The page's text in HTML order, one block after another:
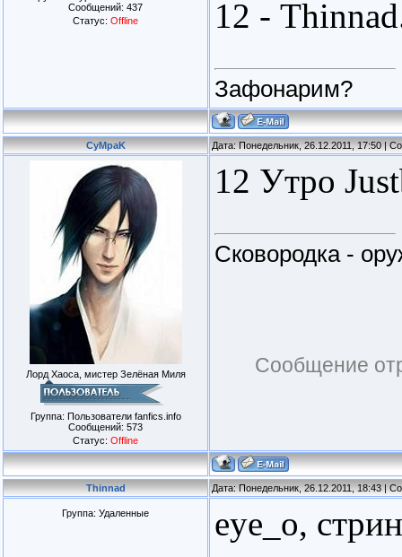
Сообщений: 437
Статус: Offline 12 -
Зафонарим?
CyMpaK Дата: Понедельник, 26.12.2011, 17:50 |
Лорд Хаоса, мистер Зелёная Миля
Группа: Пользователи fanfics.info
Сообщений: 573
Статус: Offline
12 Утро
Сковородка -
Сообщение
Thinnad Дата: Понедельник, 26.12.2011, 18:43 |
Группа: Удаленные eye_o,